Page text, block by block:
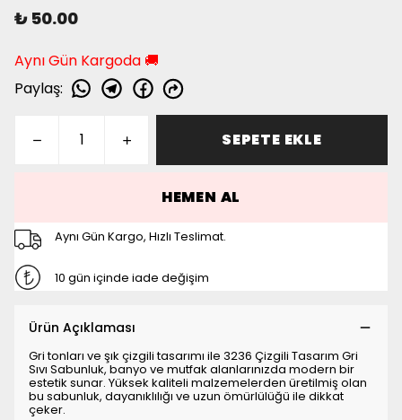
₺ 50.00
Aynı Gün Kargoda 🚚
Paylaş:
SEPETE EKLE
HEMEN AL
Aynı Gün Kargo, Hızlı Teslimat.
10 gün içinde iade değişim
Ürün Açıklaması
Gri tonları ve şık çizgili tasarımı ile 3236 Çizgili Tasarım Gri
Sıvı Sabunluk, banyo ve mutfak alanlarınızda modern bir
estetik sunar. Yüksek kaliteli malzemelerden üretilmiş olan
bu sabunluk, dayanıklılığı ve uzun ömürlülüğü ile dikkat
çeker.